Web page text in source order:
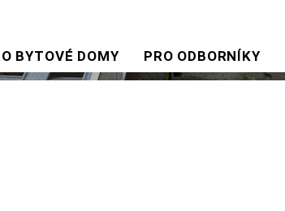
BYTOVÉ DOMY PRO ODBORNÍKY